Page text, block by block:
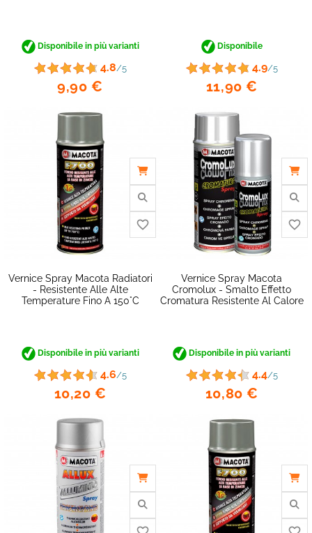
Disponibile in più varianti
4.8/5
9,90 €
Disponibile
4.9/5
11,90 €
Vernice Spray Macota Radiatori
- Resistente Alle Alte
Temperature Fino A 150°C
Disponibile in più varianti
4.6/5
10,20 €
Vernice Spray Macota
Cromolux - Smalto Effetto
Cromatura Resistente Al Calore
Disponibile in più varianti
4.4/5
10,80 €